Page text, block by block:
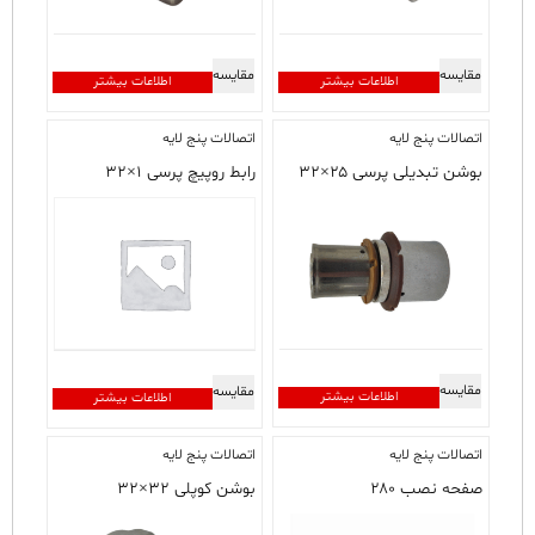
اطلاعات بیشتر مقایسه اطلاعات بیشتر مقایسه
اتصالات پنج لایه
بوشن تبدیلی پرسی ۲۵×۳۲
اطلاعات بیشتر مقایسه
اتصالات پنج لایه
رابط روپیچ پرسی ۱×۳۲
اطلاعات بیشتر مقایسه
اتصالات پنج لایه
صفحه نصب ۲۸۰
اتصالات پنج لایه
بوشن کوپلی ۳۲×۳۲